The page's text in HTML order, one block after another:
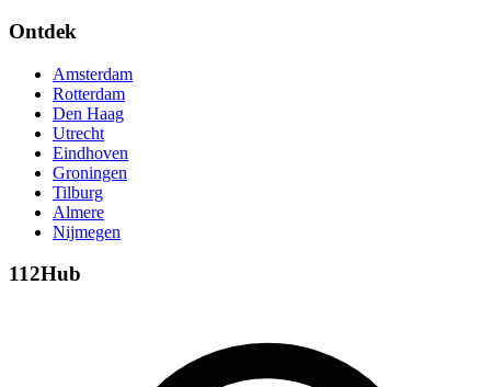
Ontdek
Amsterdam
Rotterdam
Den Haag
Utrecht
Eindhoven
Groningen
Tilburg
Almere
Nijmegen
112Hub